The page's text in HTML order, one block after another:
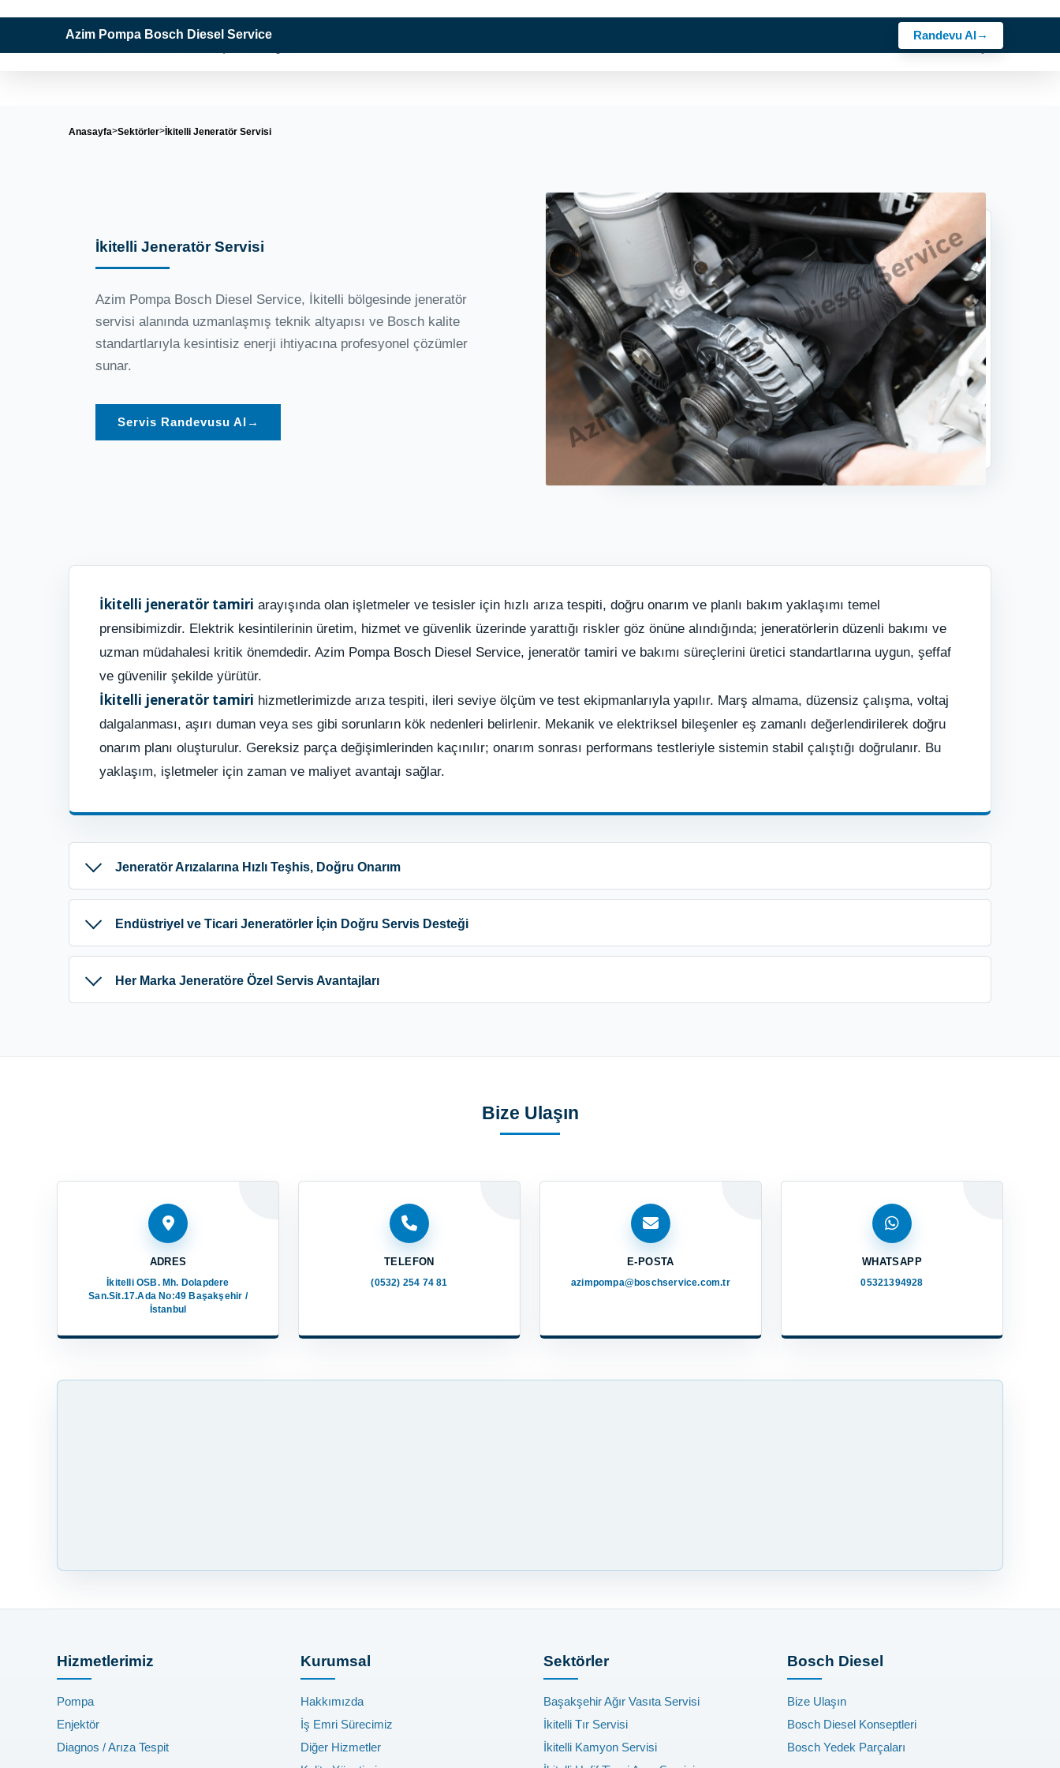
Randevu Al
Azim Pompa Bosch Diesel Service
Bosch Ürünler İletişim
Anasayfa Sektörler İkitelli Jeneratör Servisi
İkitelli Jeneratör Servisi
Azim Pompa Bosch Diesel Service, İkitelli bölgesinde jeneratör
servisi alanında uzmanlaşmış teknik altyapısı ve Bosch kalite
standartlarıyla kesintisiz enerji ihtiyacına profesyonel çözümler
sunar.
Servis Randevusu Al →
İkitelli jeneratör tamiri arayışında olan işletmeler ve tesisler için hızlı arıza tespiti, doğru onarım ve planlı bakım yaklaşımı temel
prensibimizdir. Elektrik kesintilerinin üretim, hizmet ve güvenlik üzerinde yarattığı riskler göz önüne alındığında; jeneratörlerin düzenli bakımı ve
uzman müdahalesi kritik önemdedir. Azim Pompa Bosch Diesel Service, jeneratör tamiri ve bakımı süreçlerini üretici standartlarına uygun, şeffaf
ve güvenilir şekilde yürütür.
İkitelli jeneratör tamiri hizmetlerimizde arıza tespiti, ileri seviye ölçüm ve test ekipmanlarıyla yapılır. Marş almama, düzensiz çalışma, voltaj
dalgalanması, aşırı duman veya ses gibi sorunların kök nedenleri belirlenir. Mekanik ve elektriksel bileşenler eş zamanlı değerlendirilerek doğru
onarım planı oluşturulur. Gereksiz parça değişimlerinden kaçınılır; onarım sonrası performans testleriyle sistemin stabil çalıştığı doğrulanır. Bu
yaklaşım, işletmeler için zaman ve maliyet avantajı sağlar.
Jeneratör Arızalarına Hızlı Teşhis, Doğru Onarım
Endüstriyel ve Ticari Jeneratörler İçin Doğru Servis Desteği
Her Marka Jeneratöre Özel Servis Avantajları
Bize Ulaşın
ADRES
İkitelli OSB. Mh. Dolapdere
San.Sit.17.Ada No:49 Başakşehir /
İstanbul
TELEFON
(0532) 254 74 81
E-POSTA
azimpompa@boschservice.com.tr
WHATSAPP
05321394928
Hizmetlerimiz
Pompa
Enjektör
Diagnos / Arıza Tespit
Kurumsal
Hakkımızda
İş Emri Sürecimiz
Diğer Hizmetler
Sektörler
Başakşehir Ağır Vasıta Servisi
İkitelli Tır Servisi
İkitelli Kamyon Servisi
Bosch Diesel
Bize Ulaşın
Bosch Diesel Konseptleri
Bosch Yedek Parçaları